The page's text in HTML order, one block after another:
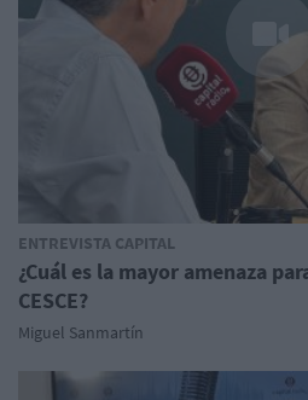
ENTREVISTA CAPITAL
¿Cuál es la mayor amenaza
CESCE?
Miguel Sanmartín